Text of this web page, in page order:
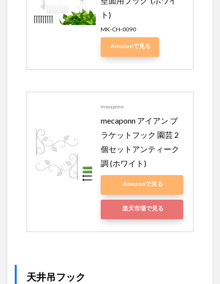
ト)
MK-CH-0090
Amazonで見る
mecaponn
mecaponn アイアン ブ
ラケットフック 園芸 2
個セットアンティーク
調 (ホワイト)
Amazonで見る
楽天市場で見る
天井吊フック